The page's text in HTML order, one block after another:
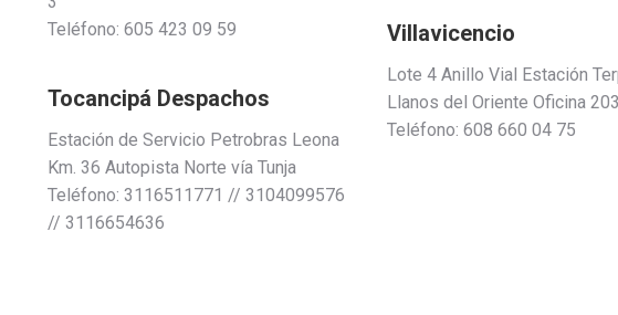
Teléfono: 605 423 09 59
Tocancipá Despachos
Estación de Servicio Petrobras Leona
Km. 36 Autopista Norte vía Tunja
Teléfono: 3116511771 // 3104099576
// 3116654636
Villavicencio
Lote 4 Anillo Vial Estación
Llanos del Oriente Oficina 203
Teléfono: 608 660 04 75